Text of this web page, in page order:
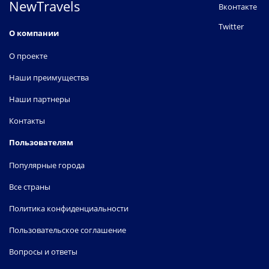
NewTravels
О компании
О проекте
Наши преимущества
Наши партнеры
Контакты
Пользователям
Популярные города
Все страны
Политика конфиденциальности
Пользовательское соглашение
Вопросы и ответы
Вконтакте
Twitter